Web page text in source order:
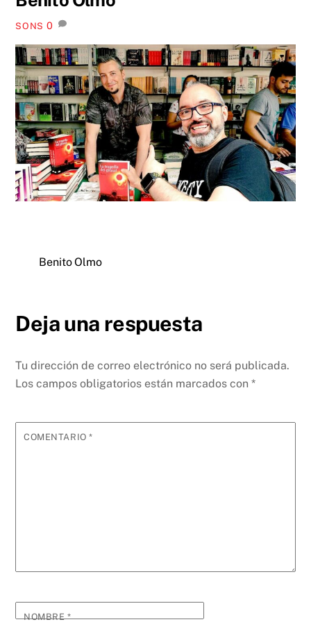
SONS 0
Benito Olmo
Deja una respuesta
Tu dirección de correo electrónico no será publicada.
Los campos obligatorios están marcados con*
COMENTARIO*
NOMBRE*